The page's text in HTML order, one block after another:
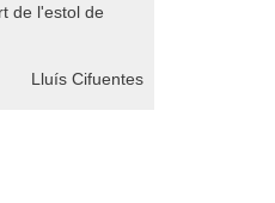
de l'estol de
Lluís Cifuentes